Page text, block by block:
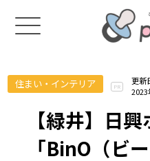
住まい・インテリア PR
更新
2023
【緑井】日
「BinO（ビ